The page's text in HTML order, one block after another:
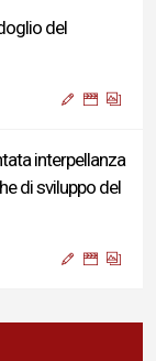
del
interpellanza
di sviluppo del
e vicinanza al